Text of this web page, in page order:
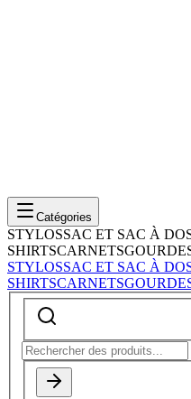
Catégories
STYLOSSAC ET SAC À
SHIRTSCARNETS
STYLOSSAC ET SAC À
SHIRTSCARNETS